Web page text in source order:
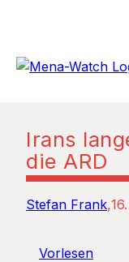
Irans
die ARD
Stefan Frank
Vorlesen